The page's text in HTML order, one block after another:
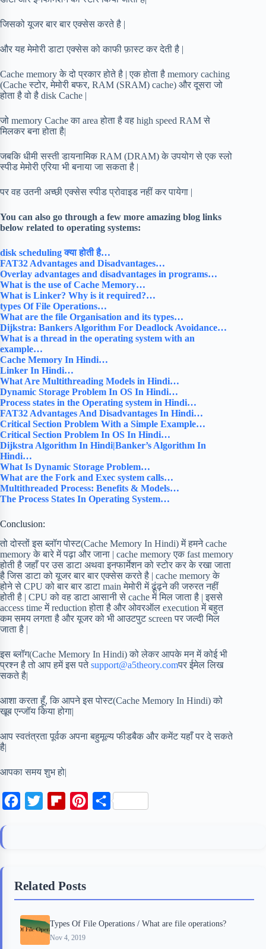
जिसको यूजर बार बार एक्सेस करते है |
और यह मेमोरी डाटा एक्सेस को काफी फ़ास्ट कर देती है |
Cache memory के दो प्रकार होते है | एक होता है memory caching
(Cache स्टोर, मेमोरी बफर, RAM (SRAM) cache) और दूसरा जो
होता है वो है disk Cache |
जो memory Cache का area होता है वह high speed RAM से
मिलकर बना होता है|
जबकि धीमी सस्ती डायनामिक RAM (DRAM) के उपयोग से एक स्लो
स्पीड मेमोरी एरिया भी बनाया जा सकता है |
पर वह उतनी अच्छी एक्सेस स्पीड प्रोवाइड नहीं कर पायेगा |
You can also go through a few more amazing blog links
below related to operating systems:
disk scheduling क्या होती है…
FAT32 Advantages and Disadvantages…
Overlay advantages and disadvantages in programs…
What is the use of Cache Memory…
What is Linker? Why is it required?…
types Of File Operations…
What are the file Organisation and its types…
Dijkstra: Bankers Algorithm For Deadlock Avoidance…
What is a thread in the operating system with an
example…
Cache Memory In Hindi…
Linker In Hindi…
What Are Multithreading Models in Hindi…
Dynamic Storage Problem In OS In Hindi…
Process states in the Operating system in Hindi…
FAT32 Advantages And Disadvantages In Hindi…
Critical Section Problem With a Simple Example…
Critical Section Problem In OS In Hindi…
Dijkstra Algorithm In Hindi|Banker’s Algorithm In
Hindi…
What Is Dynamic Storage Problem…
What are the Fork and Exec system calls…
Multithreaded Process: Benefits & Models…
The Process States In Operating System…
Conclusion:
तो दोस्तों इस ब्लॉग पोस्ट(Cache Memory In Hindi) में हमने cache
memory के बारे में पढ़ा और जाना | cache memory एक fast memory
होती है जहाँ पर उस डाटा अथवा इनफार्मेशन को स्टोर कर के रखा जाता
है जिस डाटा को यूजर बार बार एक्सेस करते है | cache memory के
होने से CPU को बार बार डाटा main मेमोरी में ढूंढ़ने की जरुरत नहीं
होती है | CPU को वह डाटा आसानी से cache में मिल जाता है | इससे
access time में reduction होता है और ओवरऑल execution में बहुत
कम समय लगता है और यूजर को भी आउटपुट screen पर जल्दी मिल
जाता है |
इस ब्लॉग(Cache Memory In Hindi) को लेकर आपके मन में कोई भी
प्रश्न है तो आप हमें इस पतेsupport@a5theory.comपर ईमेल लिख
सकते है|
आशा करता हूँ, कि आपने इस पोस्ट(Cache Memory In Hindi) को
खूब एन्जॉय किया होगा|
आप स्वतंत्रता पूर्वक अपना बहुमूल्य फीडबैक और कमेंट यहाँ पर दे सकते
है|
आपका समय शुभ हो|
o
k
e
o
r
d
s
S
Related Posts
Types Of File Operations / What are file operations?
Nov 4, 2019